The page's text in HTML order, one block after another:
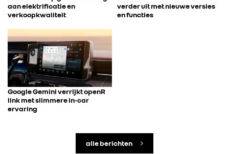
aan elektrificatie en
verkoopkwaliteit
verder uit met nieuwe versies
en functies
Google Gemini verrijkt openR
link met slimmere in-car
ervaring
alle berichten